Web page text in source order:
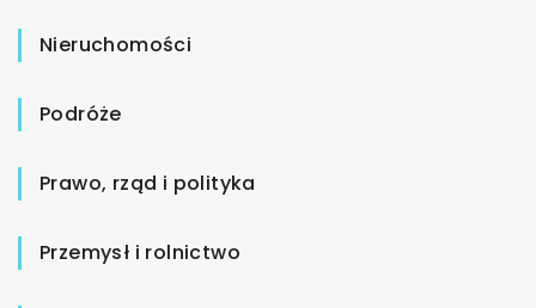
Nieruchomości
Podróże
Prawo, rząd i polityka
Przemysł i rolnictwo